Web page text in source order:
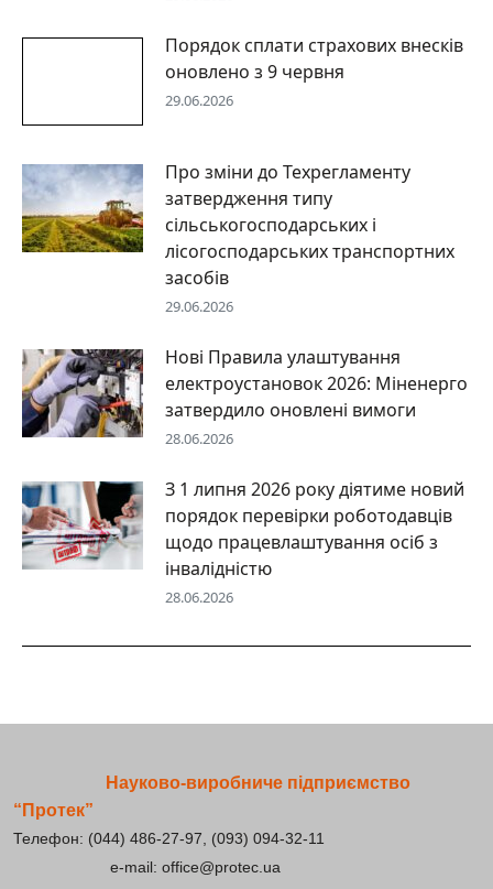
Порядок сплати страхових внесків
оновлено з 9 червня
29.06.2026
Про зміни до Техрегламенту
затвердження типу
сільськогосподарських і
лісогосподарських транспортних
засобів
29.06.2026
Нові Правила улаштування
електроустановок 2026: Міненерго
затвердило оновлені вимоги
28.06.2026
З 1 липня 2026 року діятиме новий
порядок перевірки роботодавців
щодо працевлаштування осіб з
інвалідністю
28.06.2026
Науково-виробниче підприємство
“Протек”
Телефон: (044) 486-27-97, (093) 094-32-11
e-mail: office@protec.ua